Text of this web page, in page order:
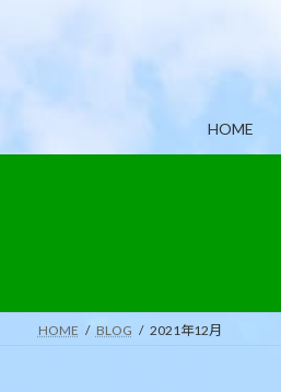
HOME
HOME BLOG 2021年12月